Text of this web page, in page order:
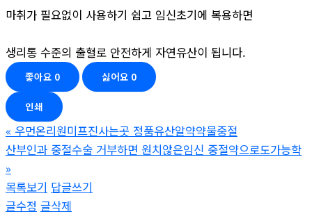
마취가 필요없이 사용하기 쉽고 임신초기에 복용하면
생리통 수준의 출혈로 안전하게 자연유산이 됩니다.
좋아요 0 싫어요 0
인쇄
« 우먼온리원미프진사는곳 정품유산알약약물중절
산부인과 중절수술 거부하면 원치않은임신 중절약으로도가능학
»
목록보기 답글쓰기
글수정 글삭제